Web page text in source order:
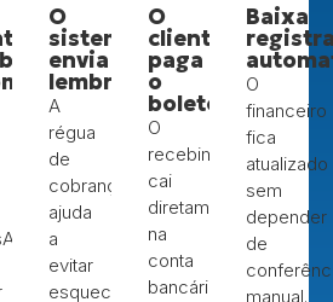
O
sistema
envia
lembretes
A
régua
de
cobrança
ajuda
a
evitar
esquecimentos
O
cliente
paga
o
boleto
O
recebimento
cai
diretamente
na
conta
bancária
Baixa
O
financeiro
fica
atualizado
sem
depender
de
manual.